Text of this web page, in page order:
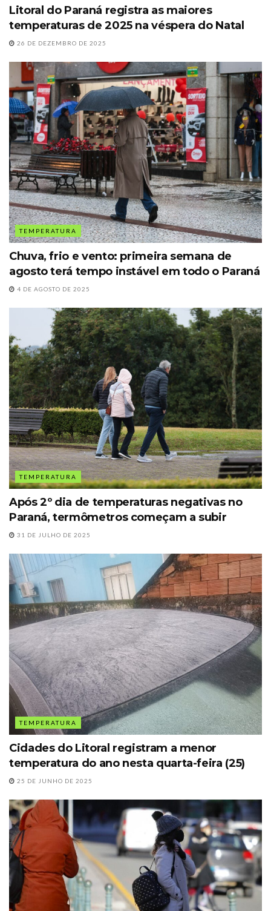
Litoral do Paraná registra as maiores
temperaturas de 2025 na véspera do Natal
26 DE DEZEMBRO DE 2025
TEMPERATURA
Chuva, frio e vento: primeira semana de
agosto terá tempo instável em todo o Paraná
4 DE AGOSTO DE 2025
TEMPERATURA
Após 2º dia de temperaturas negativas no
Paraná, termômetros começam a subir
31 DE JULHO DE 2025
TEMPERATURA
Cidades do Litoral registram a menor
temperatura do ano nesta quarta-feira (25)
25 DE JUNHO DE 2025